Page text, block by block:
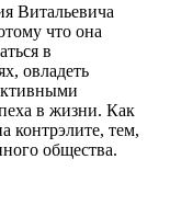
Витальевича
что она
в
овладеть
в жизни. Как
контрэлите, тем,
общества.